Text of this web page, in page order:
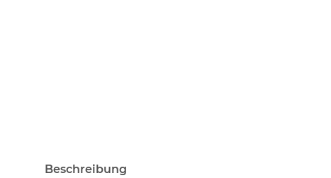
weitere Registerkarten anzeigen
Beschreibung